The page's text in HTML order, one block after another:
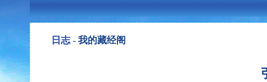
日志 - 我的藏经阁